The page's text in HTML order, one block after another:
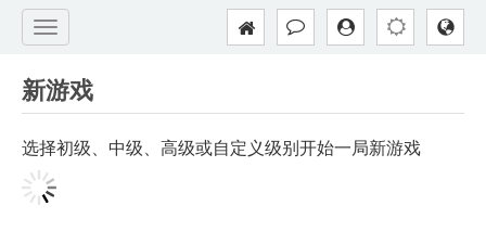
新游戏
选择初级、中级、高级或自定义级别开始一局新游戏